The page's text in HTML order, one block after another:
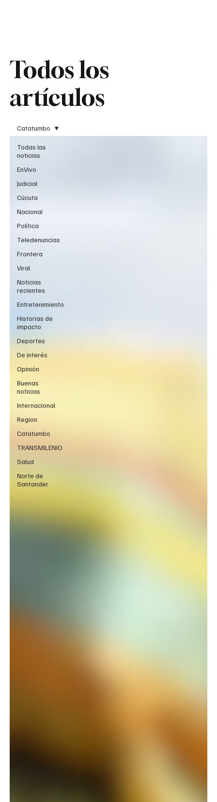
Todos los
artículos
Todos los
artículos
Todas las
noticias
EnVivo
Judicial
Cúcuta
Nacional
Política
Teledenuncias
Frontera
Viral
Noticias
recientes
Entretenimiento
Historias de
impacto
Deportes
De interés
Opinión
Buenas
noticias
Internacional
Region
Catatumbo
TRANSMILENIO
Salud
Norte de
Santander
Catatumbo